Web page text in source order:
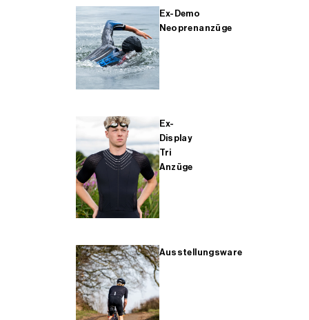
Ex-Demo
Neoprenanzüge
Ex-
Display
Tri
Anzüge
Ausstellungsware